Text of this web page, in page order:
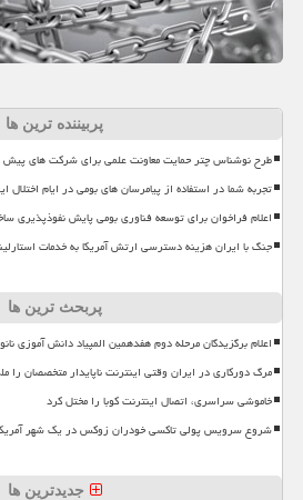
پربیننده ترین ها
طرح نوشناس چتر حمایت معاونت علمی برای شرکت های پیش
تجربه شما در استفاده از پیامرسان های بومی در ایام اختلال
اعلام فراخوان برای توسعه فناوری بومی پایش نفوذپذیری
جنگ با ایران هزینه دسترسی ارتش آمریکا به خدمات
پربحث ترین ها
اعلام برگزیدگان مرحله دوم هفدهمین المپیاد دانش آموزی نانو
مرگ دورکاری در ایران وقتی اینترنت ناپایدار متخصصان را
خاموشی سراسری، اتصال اینترنت کوبا را مختل کرد
شروع سرویس پولی تاکسی خودران زوکس در یک شهر
جدیدترین ها